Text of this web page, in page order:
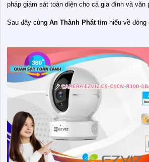
pháp giám sát toàn diện cho cả gia đình và văn
Sau đây cùng An Thành Phát tìm hiểu về đòng